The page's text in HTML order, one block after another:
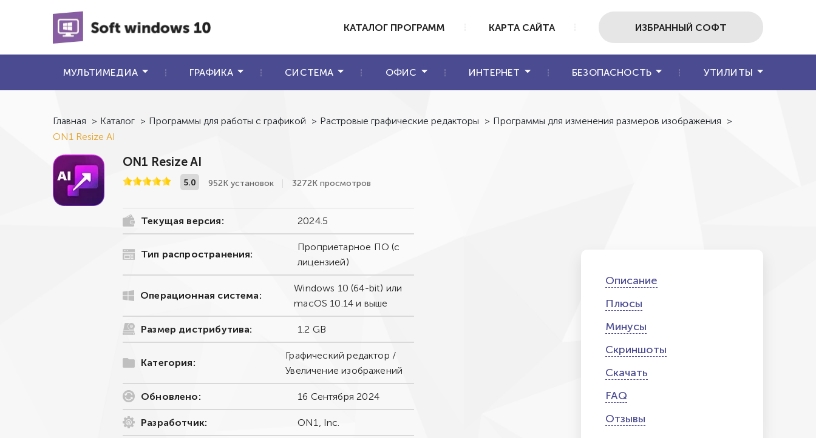
КАТАЛОГ ПРОГРАММ КАРТА САЙТА ИЗБРАННЫЙ СОФТ
МУЛЬТИМЕДИА ГРАФИКА СИСТЕМА ОФИС ИНТЕРНЕТ БЕЗОПАСНОСТЬ УТИЛИТЫ
Главная > Каталог > Программы для работы с графикой > Растровые графические редакторы > Программы для изменения размеров изображения >
ON1 Resize AI
ON1 Resize AI
5.0 952К установок 3272К просмотров
Текущая версия: 2024.5
Тип распространения:
Проприетарное ПО (с
лицензией)
Операционная система:
Windows 10 (64-bit) или
macOS 10.14 и выше
Размер дистрибутива: 1.2 GB
Категория:
Графический редактор /
Увеличение изображений
Обновлено: 16 Сентября 2024
Разработчик: ON1, Inc.
Описание
Плюсы
Минусы
Скриншоты
Скачать
FAQ
Отзывы